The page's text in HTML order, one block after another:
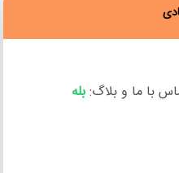
با ما و بلاگ:بله